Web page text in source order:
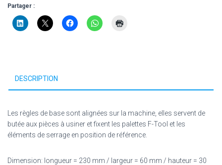
Partager :
DESCRIPTION
Les règles de base sont alignées sur la machine, elles servent de
butée aux pièces à usiner et fixent les palettes F-Tool et les
éléments de serrage en position de référence.
Dimension: longueur = 230 mm / largeur = 60 mm / hauteur = 30